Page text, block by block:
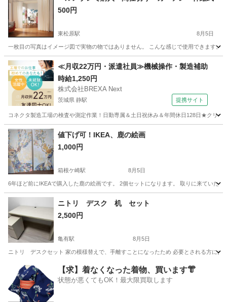
500円
東松原駅 8月5日
一枚目の写真はイメージ図で実物の物ではありません。 こんな感じで使用できます
東京 世田谷区 東松原駅 その他
≪月収22万円・派遣社員≫機械操作・製造補助
時給1,250円
株式会社BREXA Next
茨城県 静駅 提携サイト
コネクタ製造工場の検査や測定作業！日勤専属＆土日祝休み＆年間休日128日★クリ
茨城 常陸大宮市 静駅
値下げ可！IKEA、鹿の絵画
1,000円
箱根ケ崎駅 8月5日
6年ほど前にIKEAで購入した鹿の絵画です。 2個セットになります。 取りに来ていただ
東京 武蔵村山市 箱根ケ崎駅 インテリア雑貨/小物
ニトリ デスク 机 セット
2,500円
亀有駅 8月5日
ニトリ デスクセット 家の模様替えで、手離すことになったため 必要とされる方に
東京 葛飾区 亀有駅 オフィス用家具
【求】着なくなった着物、買います👘
状態が悪くてもOK！最大限買取します